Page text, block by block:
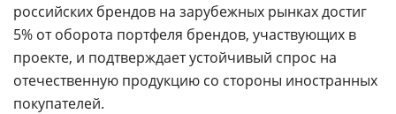
российских брендов на зарубежных рынках достиг
5% от оборота портфеля брендов, участвующих в
проекте, и подтверждает устойчивый спрос на
отечественную продукцию со стороны иностранных
покупателей.